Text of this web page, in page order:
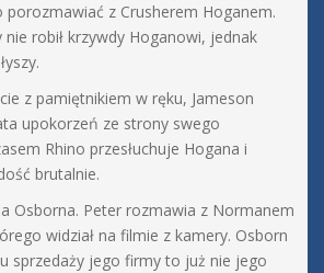
porozmawiać z Crusherem Hoganem.
robił krzywdy Hoganowi, jednak
z pamiętnikiem w ręku, Jameson
upokorzeń ze strony swego
Rhino przesłuchuje Hogana i
brutalnie.
Osborna. Peter rozmawia z Normanem
widział na filmie z kamery. Osborn
sprzedaży jego firmy to już nie jego